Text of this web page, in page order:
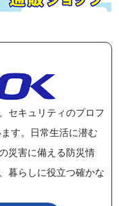
セキュリティのプロフ
す。日常生活に潜む
災害に備える防災情
暮らしに役立つ確かな